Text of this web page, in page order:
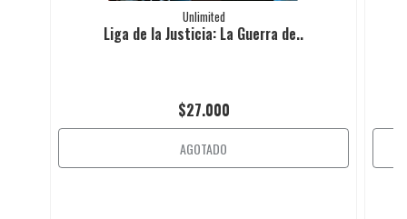
Unlimited
Liga de la Justicia: La Guerra de..
$27.000
AGOTADO